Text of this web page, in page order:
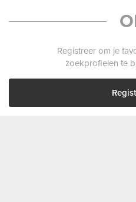
Registreer om je
zoekprofielen te